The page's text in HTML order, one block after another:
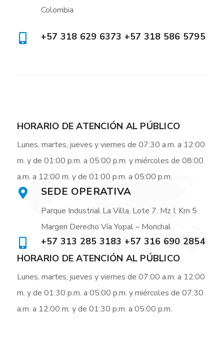
Colombia
+57 318 629 6373 +57 318 586 5795
HORARIO DE ATENCIÓN AL PÚBLICO
Lunes, martes, jueves y viernes de 07:30 a.m. a 12:00
m. y de 01:00 p.m. a 05:00 p.m. y miércoles de 08:00
a.m. a 12:00 m. y de 01:00 p.m. a 05:00 p.m.
SEDE OPERATIVA
Parque Industrial La Villa, Lote 7, Mz I, Km 5
Margen Derecho Vía Yopal – Morichal
+57 313 285 3183 +57 316 690 2854
HORARIO DE ATENCIÓN AL PÚBLICO
Lunes, martes, jueves y viernes de 07:00 a.m. a 12:00
m. y de 01:30 p.m. a 05:00 p.m. y miércoles de 07:30
a.m. a 12:00 m. y de 01:30 p.m. a 05:00 p.m.